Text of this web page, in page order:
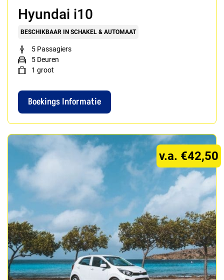
Hyundai i10
BESCHIKBAAR IN SCHAKEL & AUTOMAAT
5 Passagiers
5 Deuren
1 groot
Boekings Informatie
v.a. €42,50